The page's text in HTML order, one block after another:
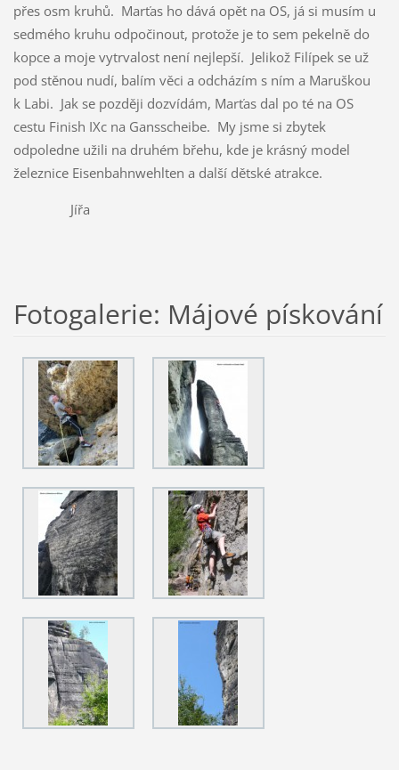
přes osm kruhů. Marťas ho dává opět na OS, já si musím u
sedmého kruhu odpočinout, protože je to sem pekelně do
kopce a moje vytrvalost není nejlepší. Jelikož Filípek se už
pod stěnou nudí, balím věci a odcházím s ním a Maruškou
k Labi. Jak se později dozvídám, Marťas dal po té na OS
cestu Finish IXc na Gansscheibe. My jsme si zbytek
odpoledne užili na druhém břehu, kde je krásný model
železnice Eisenbahnwehlten a další dětské atrakce.
Jířa
Fotogalerie: Májové pískování